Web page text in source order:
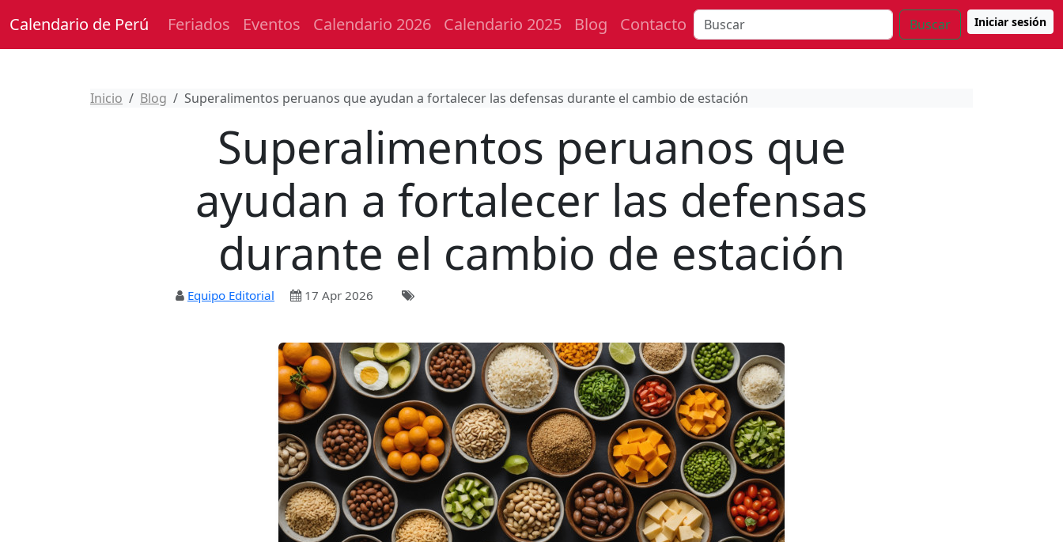
Calendario de Perú Feriados Eventos Calendario 2026 Calendario 2025 Blog Contacto Buscar Iniciar sesión
Inicio Blog Superalimentos peruanos que ayudan a fortalecer las defensas durante el cambio de estación
Superalimentos peruanos que
ayudan a fortalecer las defensas
durante el cambio de estación
Equipo Editorial 17 Apr 2026